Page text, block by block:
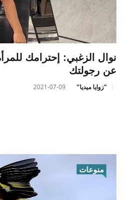
نوال الزغبي: إحترامك
عن رجولتك
"زوايا ميديا" 2021-07-09
منوعات